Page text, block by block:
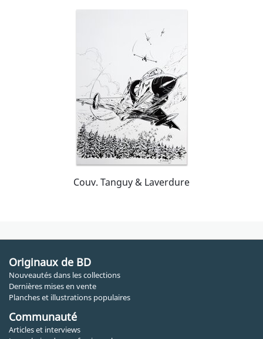
Couv. Tanguy & Laverdure
Originaux de BD
Nouveautés dans les collections
Dernières mises en vente
Planches et illustrations populaires
Communauté
Articles et interviews